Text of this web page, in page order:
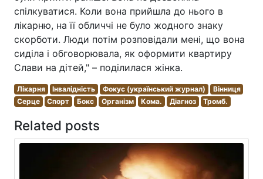
спілкуватися. Коли вона прийшла до нього в
лікарню, на її обличчі не було жодного знаку
скорботи. Люди потім розповідали мені, що вона
сиділа і обговорювала, як оформити квартиру
Слави на дітей," – поділилася жінка.
Лікарня Інвалідність Фокус (український журнал)
Вінниця
Серце
Спорт Бокс Організм Кома. Діагноз Тромб.
Related posts